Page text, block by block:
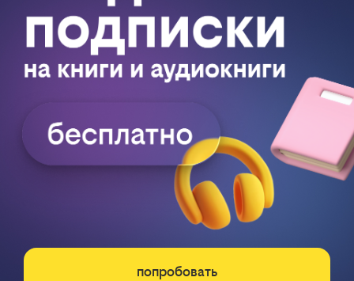
попробовать